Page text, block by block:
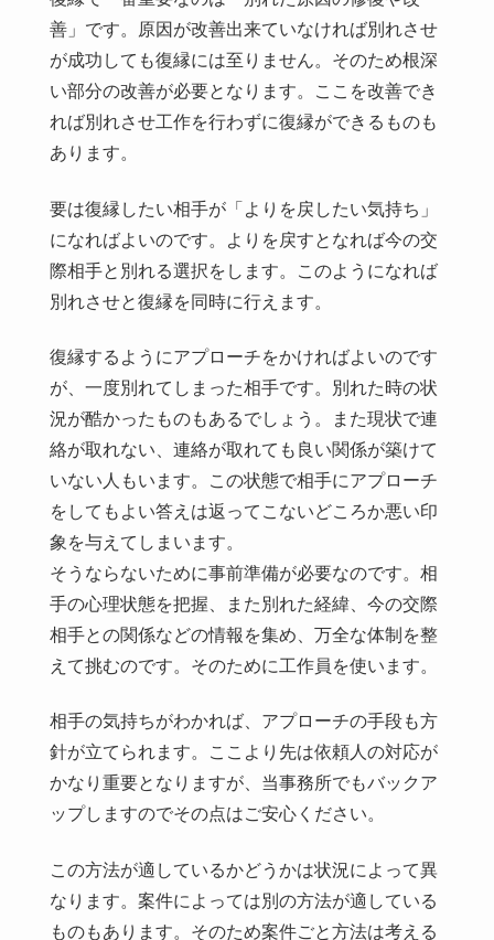
善」です。原因が改善出来ていなければ別れさせ
が成功しても復縁には至りません。そのため根深
い部分の改善が必要となります。ここを改善でき
れば別れさせ工作を行わずに復縁ができるものも
あります。
要は復縁したい相手が「よりを戻したい気持ち」
になればよいのです。よりを戻すとなれば今の交
際相手と別れる選択をします。このようになれば
別れさせと復縁を同時に行えます。
復縁するようにアプローチをかければよいのです
が、一度別れてしまった相手です。別れた時の状
況が酷かったものもあるでしょう。また現状で連
絡が取れない、連絡が取れても良い関係が築けて
いない人もいます。この状態で相手にアプローチ
をしてもよい答えは返ってこないどころか悪い印
象を与えてしまいます。
そうならないために事前準備が必要なのです。相
手の心理状態を把握、また別れた経緯、今の交際
相手との関係などの情報を集め、万全な体制を整
えて挑むのです。そのために工作員を使います。
相手の気持ちがわかれば、アプローチの手段も方
針が立てられます。ここより先は依頼人の対応が
かなり重要となりますが、当事務所でもバックア
ップしますのでその点はご安心ください。
この方法が適しているかどうかは状況によって異
なります。案件によっては別の方法が適している
ものもあります。そのため案件ごと方法は考える